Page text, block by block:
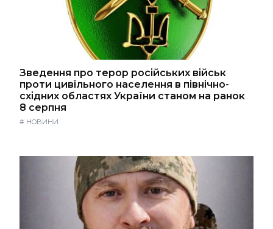
Зведення про терор російських військ
проти цивільного населення в північно-
східних областях України станом на ранок
8 серпня
# НОВИНИ